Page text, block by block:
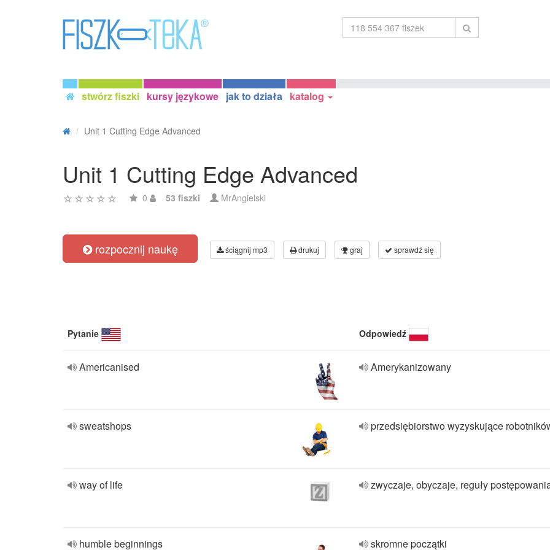
stwórz fiszki kursy językowe jak to działa katalog
Unit 1 Cutting Edge Advanced
Unit 1 Cutting Edge Advanced
0 53 fiszki MrAngielski
rozpocznij naukę ściągnij mp3 drukuj graj sprawdź się
Pytanie Odpowiedź
Americanised Amerykanizowany
sweatshops przedsiębiorstwo wyzyskujące
way of life zwyczaje, obyczaje, reguły
humble beginnings skromne początki